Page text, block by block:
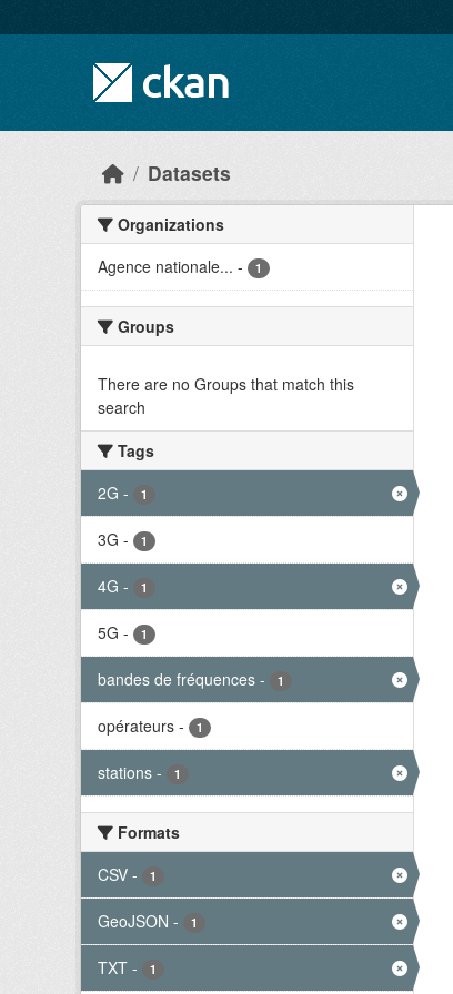
Datasets
Organizations
Agence nationale... - 1
Groups
There are no Groups that match this
search
Tags
2G - 1
3G - 1
4G - 1
5G - 1
bandes de fréquences - 1
opérateurs - 1
stations - 1
Formats
CSV - 1
GeoJSON - 1
TXT - 1